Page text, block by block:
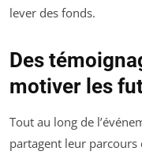
lever des fonds.
Des
motiver les
Tout au long de
partagent leur parcours